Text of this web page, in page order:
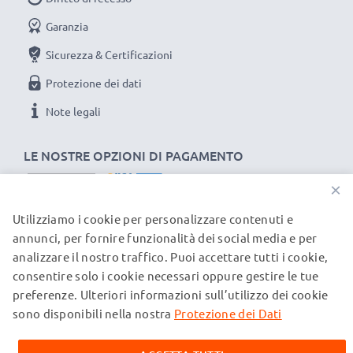
Collegamento 1: Mini USB
Collegamento 2: USB A
Versione: 2.0
Velocità di trasferimento (max): 480 MBit/s - USB 2.0
Corrente di carica: 1A
Colore: nero
qualità-prezzo!
3 ANNI DI GARANZIA
subtel significa qualità certificata, per questo diamo 3
anni di garanzia
LE NOSTRE OPZIONI DI PAGAMENTO
Garanzia
Sicurezza & Certificazioni
Protezione dei dati
Note legali
I NOSTRI PARTNER DI SPEDIZIONE
© subtel.ch 2026
Tutti i prezzi sono comprensivi di IVA e al netto dei costi di
spedizione. Si prega di notare che tutti i marchi citati sono
menzionati sulle nostre pagine web esclusivamente per
×
Utilizziamo i cookie per personalizzare contenuti e
annunci, per fornire funzionalità dei social media e per
analizzare il nostro traffico. Puoi accettare tutti i cookie,
consentire solo i cookie necessari oppure gestire le tue
preferenze. Ulteriori informazioni sull’utilizzo dei cookie
sono disponibili nella nostra Protezione dei Dati